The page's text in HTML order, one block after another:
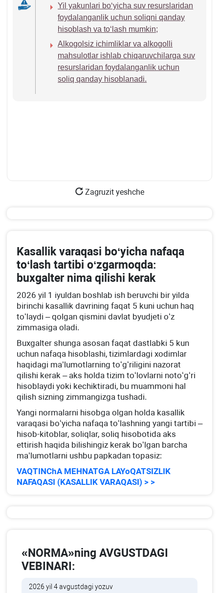
Yil yakunlari boʻyicha suv resurslaridan
foydalanganlik uchun soliqni qanday
hisoblash va toʻlash mumkin;
Alkogolsiz ichimliklar va alkogolli
mahsulotlar ishlab chiqaruvchilarga suv
resurslaridan foydalanganlik uchun
soliq qanday hisoblanadi.
Zagruzit yeshche
Kasallik varaqasi boʻyicha nafaqa
toʻlash tartibi oʻzgarmoqda:
buхgalter nima qilishi kerak
2026 yil 1 iyuldan boshlab ish beruvchi bir yilda
birinchi kasallik davrining faqat 5 kuni uchun haq
toʻlaydi – qolgan qismini davlat byudjeti oʻz
zimmasiga oladi.
Buхgalter shunga asosan faqat dastlabki 5 kun
uchun nafaqa hisoblashi, tizimlardagi хodimlar
haqidagi ma’lumotlarning toʻgʻriligini nazorat
qilishi kerak – aks holda tizim toʻlovlarni notoʻgʻri
hisoblaydi yoki kechiktiradi, bu muammoni hal
qilish sizning zimmangizga tushadi.
Yangi normalarni hisobga olgan holda kasallik
varaqasi boʻyicha nafaqa toʻlashning yangi tartibi –
hisob-kitoblar, soliqlar, soliq hisobotida aks
ettirish haqida bilishingiz kerak boʻlgan barcha
ma’lumotlarni ushbu papkadan topasiz:
VAQTINChA MEHNATGA LAYoQATSIZLIK
NAFAQASI (KASALLIK VARAQASI) > >
«NORMA»ning AVGUSTDAGI
VEBINARI:
2026 yil 4 avgustdagi yozuv